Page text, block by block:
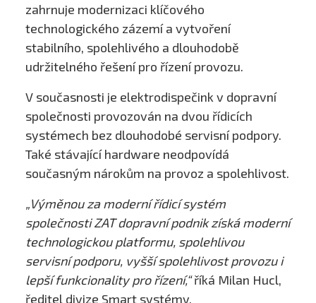
zahrnuje modernizaci klíčového
technologického zázemí a vytvoření
stabilního, spolehlivého a dlouhodobě
udržitelného řešení pro řízení provozu.
V současnosti je elektrodispečink v dopravní
společnosti provozován na dvou řídicích
systémech bez dlouhodobé servisní podpory.
Také stávající hardware neodpovídá
současným nárokům na provoz a spolehlivost.
„Výměnou za moderní řídicí systém
společnosti ZAT dopravní podnik získá moderní
technologickou platformu, spolehlivou
servisní podporu, vyšší spolehlivost provozu i
lepší funkcionality pro řízení,“říká Milan Hucl,
ředitel divize Smart systémy.